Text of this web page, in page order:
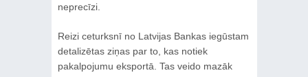
neprecīzi.
Reizi ceturksnī no Latvijas Bankas iegūstam
detalizētas ziņas par to, kas notiek
pakalpojumu eksportā. Tas veido mazāk